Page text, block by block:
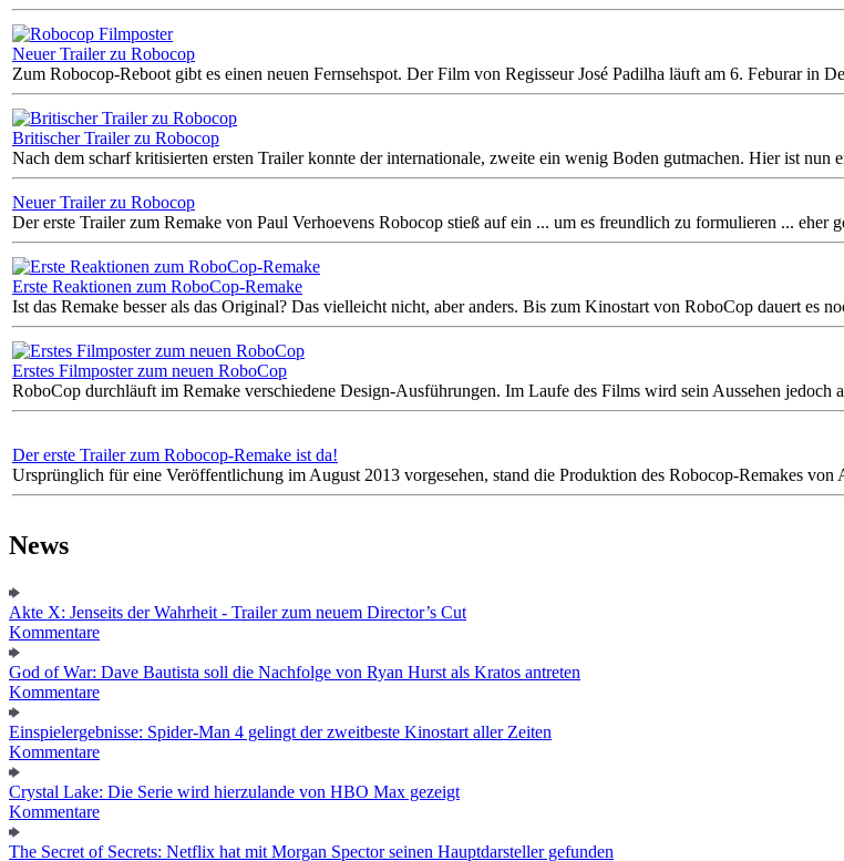
Neuer Trailer zu Robocop
Zum Robocop-Reboot gibt es einen neuen Fernsehspot. Der Film von Regisseur José Padilha läuft am 6. Feburar in
Britischer Trailer zu Robocop
Nach dem scharf kritisierten ersten Trailer konnte der internationale, zweite ein wenig Boden gutmachen. Hier ist nun
Neuer Trailer zu Robocop
Der erste Trailer zum Remake von Paul Verhoevens Robocop stieß auf ein ... um es freundlich zu formulieren ... eher
Erste Reaktionen zum RoboCop-Remake
Ist das Remake besser als das Original? Das vielleicht nicht, aber anders. Bis zum Kinostart von RoboCop dauert es
Erstes Filmposter zum neuen RoboCop
RoboCop durchläuft im Remake verschiedene Design-Ausführungen. Im Laufe des Films wird sein Aussehen jedoch
Der erste Trailer zum Robocop-Remake ist da!
Ursprünglich für eine Veröffentlichung im August 2013 vorgesehen, stand die Produktion des Robocop-Remakes
News
Akte X: Jenseits der Wahrheit - Trailer zum neuem Director’s Cut
Kommentare
God of War: Dave Bautista soll die Nachfolge von Ryan Hurst als Kratos antreten
Kommentare
Einspielergebnisse: Spider-Man 4 gelingt der zweitbeste Kinostart aller Zeiten
Kommentare
Crystal Lake: Die Serie wird hierzulande von HBO Max gezeigt
Kommentare
The Secret of Secrets: Netflix hat mit Morgan Spector seinen Hauptdarsteller gefunden